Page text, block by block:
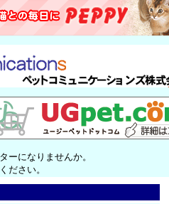
ーになりませんか。
ださい。